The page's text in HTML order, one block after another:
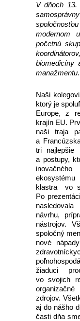
V dňoch 13.
modernom
početnú
biomedicíny
manažmentu.
Naši
ktorý je
Europe, z
krajín EU.
naši traja
a
tri najlepšie
a postupy,
klastra vo
Po
návrhu,
nástrojov.
spoločný
nové
žiaduci
vo svojich
zdrojov.
aj do nášho
časti dňa